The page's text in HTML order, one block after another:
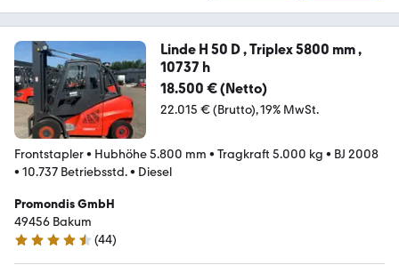
Linde H 50 D , Triplex 5800 mm ,
10737 h
18.500 € (Netto)
22.015 € (Brutto) 19% MwSt.
Frontstapler• Hubhöhe 5.800 mm • Tragkraft 5.000 kg • BJ 2008
• 10.737 Betriebsstd.• Diesel
Promondis GmbH
49456 Bakum
4.6 Sterne
(44)